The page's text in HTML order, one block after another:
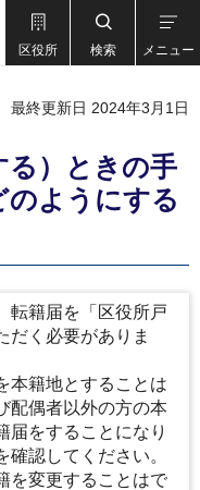
区役所 検索 メニュー
最終更新日 2024年3月1日
る）ときの手
のようにする
転籍届を「区役所戸
だく必要がありま
本籍地とすることは
配偶者以外の方の本
届をすることになり
確認してください。
を変更することはで